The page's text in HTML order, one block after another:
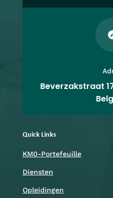
Beverzakstraat
Quick Links
KM0-Portefeuille
Diensten
Opleidingen